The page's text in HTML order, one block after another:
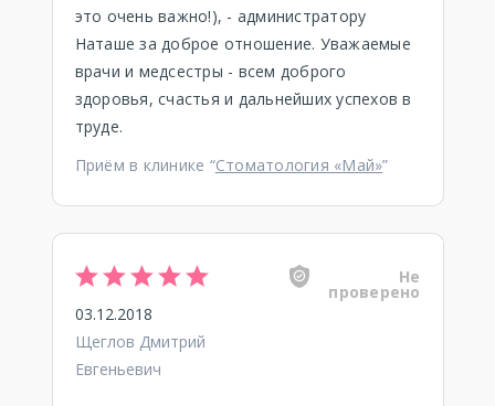
это очень важно!), - администратору
Наташе за доброе отношение. Уважаемые
врачи и медсестры - всем доброго
здоровья, счастья и дальнейших успехов в
труде.
Приём в клинике “Стоматология «Май»”
Не
проверено
03.12.2018
Щеглов Дмитрий
Евгеньевич